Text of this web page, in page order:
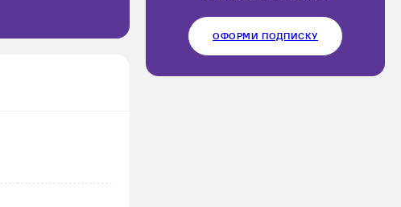
ОФОРМИ ПОДПИСКУ